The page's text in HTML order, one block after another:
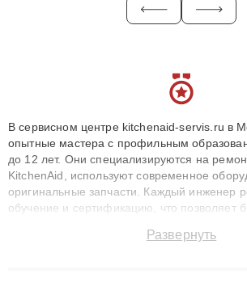
В сервисном центре kitchenaid-servis.ru в
опытные мастера с профильным
до 12 лет. Они специализируются на
KitchenAid, используют современное
оригинальные запчасти. Каждый инженер
обучение и сертификацию, что позволяет
сохранением гарантии до 3 лет. Наши
Развернуть